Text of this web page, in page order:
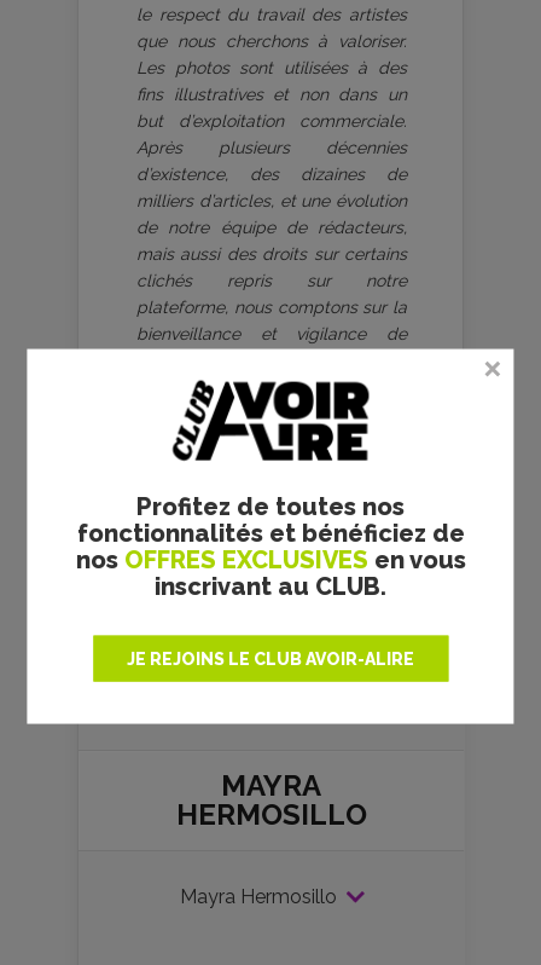
Profitez de toutes nos
fonctionnalités et bénéficiez de
nos OFFRES EXCLUSIVES en vous
inscrivant au CLUB.
JE REJOINS LE CLUB AVOIR-ALIRE
le respect du travail des artistes
que nous cherchons à valoriser.
Les photos sont utilisées à des
fins illustratives et non dans un
but d’exploitation commerciale.
Après plusieurs décennies
d’existence, des dizaines de
milliers d’articles, et une évolution
de notre équipe de rédacteurs,
mais aussi des droits sur certains
clichés repris sur notre
plateforme, nous comptons sur la
bienveillance et vigilance de
distributeur, attaché de presse,
artiste, photographe. Ayez la
gentillesse de contacter
Frédéric
Michel , rédacteur en chef, si
certaines photographies ne sont
pas ou ne sont plus utilisables, si
les crédits doivent être modifiés
ou ajoutés. Nous nous engageons
à retirer toutes photos litigieuses.
MAYRA
HERMOSILLO
Mayra Hermosillo